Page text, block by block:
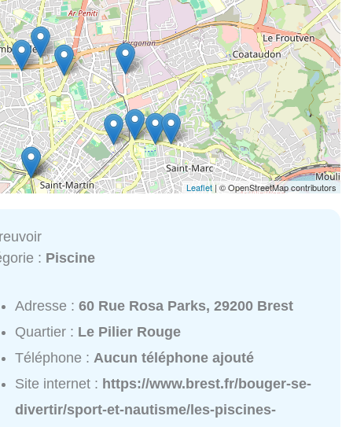
Leaflet| © OpenStreetMap contributors
: Piscine
Adresse :60 Rue Rosa Parks, 29200 Brest
Quartier : Le Pilier Rouge
Téléphone :Aucun téléphone ajouté
Site internet : https://www.brest.fr/bouger-se-
divertir/sport-et-nautisme/les-piscines-